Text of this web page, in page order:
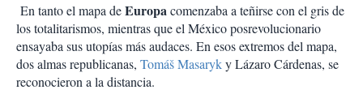
En tanto el mapa deEuropacomenzaba a teñirse con el gris de
los totalitarismos, mientras que el México posrevolucionario
ensayaba sus utopías más audaces. En esos extremos del mapa,
dos almas republicanas, Tomáš Masaryky Lázaro Cárdenas, se
reconocieron a la distancia.